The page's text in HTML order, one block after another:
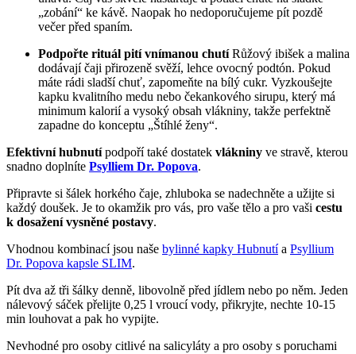
„zobání“ ke kávě. Naopak ho nedoporučujeme pít pozdě
večer před spaním.
Podpořte rituál pití vnímanou chutíRůžový ibišek a malina
dodávají čaji přirozeně svěží, lehce ovocný podtón. Pokud
máte rádi sladší chuť, zapomeňte na bílý cukr. Vyzkoušejte
kapku kvalitního medu nebo čekankového sirupu, který má
minimum kalorií a vysoký obsah vlákniny, takže perfektně
zapadne do konceptu „Štíhlé ženy“.
Efektivní hubnutípodpoří také dostatek vlákniny ve stravě, kterou
snadno doplníte Psylliem Dr. Popova.
Připravte si šálek horkého čaje, zhluboka se nadechněte a užijte si
každý doušek. Je to okamžik pro vás, pro vaše tělo a pro vaši cestu
k dosažení vysněné postavy.
Vhodnou kombinací jsou naše bylinné kapky Hubnutía Psyllium
Dr. Popova kapsle SLIM.
Pít dva až tři šálky denně, libovolně před jídlem nebo po něm. Jeden
nálevový sáček přelijte 0,25 l vroucí vody, přikryjte, nechte 10-15
min louhovat a pak ho vypijte.
Nevhodné pro osoby citlivé na salicyláty a pro osoby s poruchami